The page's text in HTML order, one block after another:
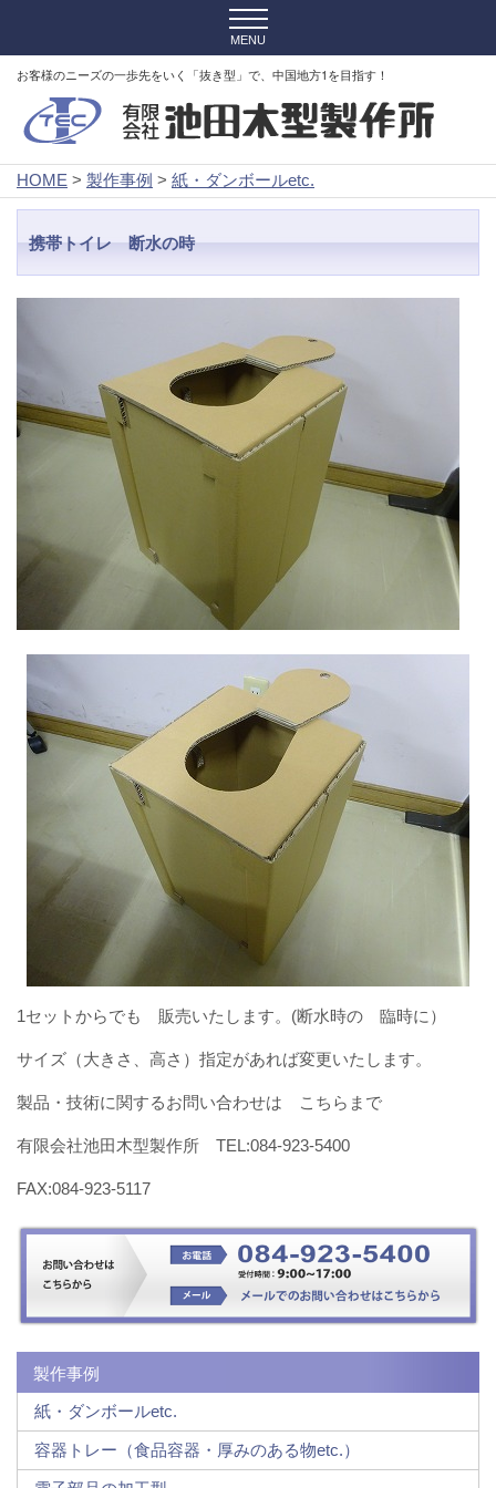
お客様のニーズの一歩先をいく「抜き型」で、中国地方1を目指す！
HOME > 製作事例 > 紙・ダンボールetc.
携帯トイレ 断水の時
1セットからでも 販売いたします。(断水時の 臨時に）
サイズ（大きさ、高さ）指定があれば変更いたします。
製品・技術に関するお問い合わせは こちらまで
有限会社池田木型製作所 TEL:084-923-5400
FAX:084-923-5117
製作事例
紙・ダンボールetc.
容器トレー（食品容器・厚みのある物etc.）